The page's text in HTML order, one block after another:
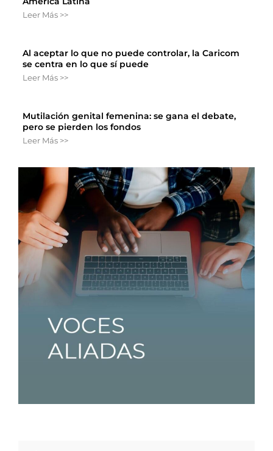
Leer Más >>
Al aceptar lo que no puede controlar, la Caricom
se centra en lo que sí puede
Leer Más >>
Mutilación genital femenina: se gana el debate,
pero se pierden los fondos
Leer Más >>